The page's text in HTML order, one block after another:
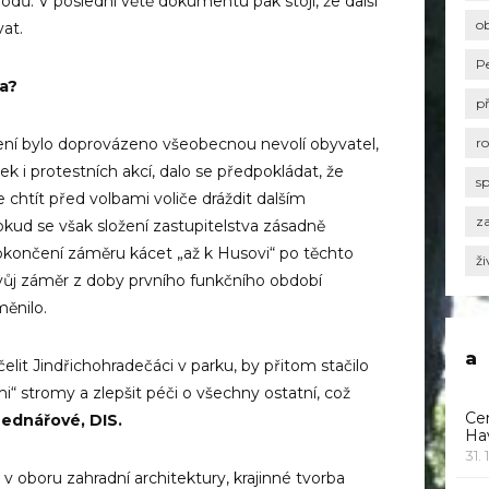
bylo doprová­zeno všeobecnou nevolí obyvatel,
i protestních akcí, dalo se předpokládat, že
chtít před volbami voliče dráždit dalším
se však složení zastupitelstva zásadně
záměru kácet „až k Husovi“ po těchto
záměr z doby prvního funkčního období
Jindřichohradečáci v parku, by přitom stačilo
stromy a zlepšit péči o všechny ostatní, což
DIS.
oboru zahrad­ní architektury, krajinné tvorba
a
31.